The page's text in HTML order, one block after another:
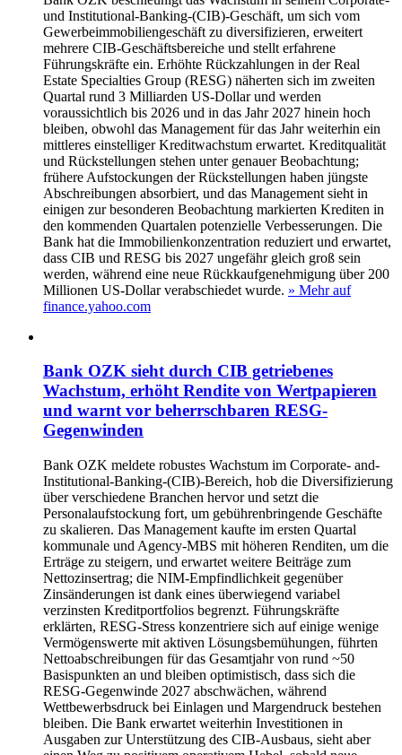
und Institutional-Banking-(CIB)-Geschäft, um sich vom
Gewerbeimmobiliengeschäft zu diversifizieren, erweitert
mehrere CIB-Geschäftsbereiche und stellt erfahrene
Führungskräfte ein. Erhöhte Rückzahlungen in der Real
Estate Specialties Group (RESG) näherten sich im zweiten
Quartal rund 3 Milliarden US-Dollar und werden
voraussichtlich bis 2026 und in das Jahr 2027 hinein hoch
bleiben, obwohl das Management für das Jahr weiterhin ein
mittleres einstelliger Kreditwachstum erwartet. Kreditqualität
und Rückstellungen stehen unter genauer Beobachtung;
frühere Aufstockungen der Rückstellungen haben jüngste
Abschreibungen absorbiert, und das Management sieht in
einigen zur besonderen Beobachtung markierten Krediten in
den kommenden Quartalen potenzielle Verbesserungen. Die
Bank hat die Immobilienkonzentration reduziert und erwartet,
dass CIB und RESG bis 2027 ungefähr gleich groß sein
werden, während eine neue Rückkaufgenehmigung über 200
Millionen US-Dollar verabschiedet wurde. » Mehr auf
finance.yahoo.com
Bank OZK sieht durch CIB getriebenes
Wachstum, erhöht Rendite von Wertpapieren
und warnt vor beherrschbaren RESG-
Gegenwinden
Bank OZK meldete robustes Wachstum im Corporate- and-
Institutional-Banking-(CIB)-Bereich, hob die Diversifizierung
über verschiedene Branchen hervor und setzt die
Personalaufstockung fort, um gebührenbringende Geschäfte
zu skalieren. Das Management kaufte im ersten Quartal
kommunale und Agency-MBS mit höheren Renditen, um die
Erträge zu steigern, und erwartet weitere Beiträge zum
Nettozinsertrag; die NIM-Empfindlichkeit gegenüber
Zinsänderungen ist dank eines überwiegend variabel
verzinsten Kreditportfolios begrenzt. Führungskräfte
erklärten, RESG-Stress konzentriere sich auf einige wenige
Vermögenswerte mit aktiven Lösungsbemühungen, führten
Nettoabschreibungen für das Gesamtjahr von rund ~50
Basispunkten an und bleiben optimistisch, dass sich die
RESG-Gegenwinde 2027 abschwächen, während
Wettbewerbsdruck bei Einlagen und Margendruck bestehen
bleiben. Die Bank erwartet weiterhin Investitionen in
Ausgaben zur Unterstützung des CIB-Ausbaus, sieht aber